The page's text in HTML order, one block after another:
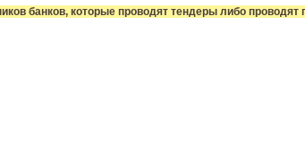
банков, которые проводят тендеры либо проводят